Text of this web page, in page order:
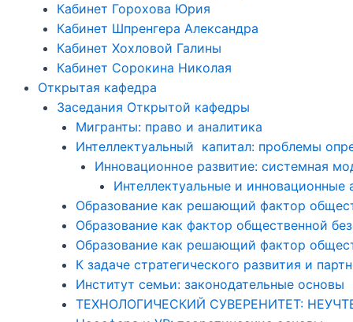
Кабинет Горохова Юрия
Кабинет Шпренгера Александра
Кабинет Хохловой Галины
Кабинет Сорокина Николая
Открытая кафедра
Заседания Открытой кафедры
Мигранты: право и аналитика
Интеллектуальный капитал: проблемы
Инновационное развитие: системная
Интеллектуальные и инновационные
Образование как решающий фактор
Образование как фактор общественной
Образование как решающий фактор
К задаче стратегического развития и
Институт семьи: законодательные основы
ТЕХНОЛОГИЧЕСКИЙ СУВЕРЕНИТЕТ: